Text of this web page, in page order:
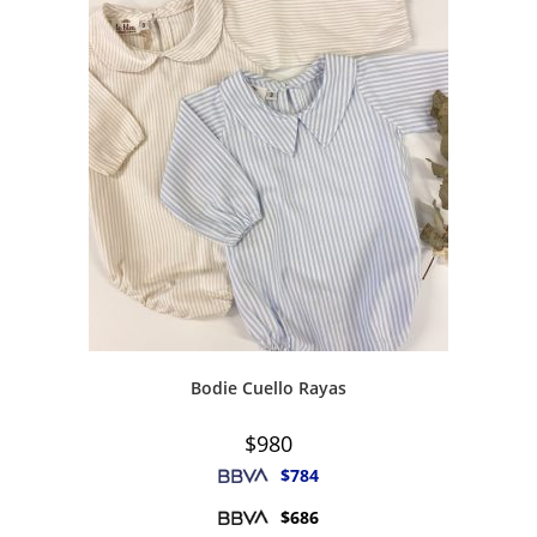
Bodie Cuello Rayas
$980
$784
$686